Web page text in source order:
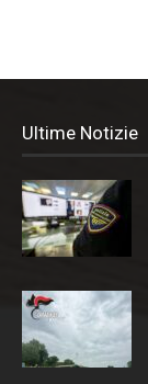
Ultime Notizie